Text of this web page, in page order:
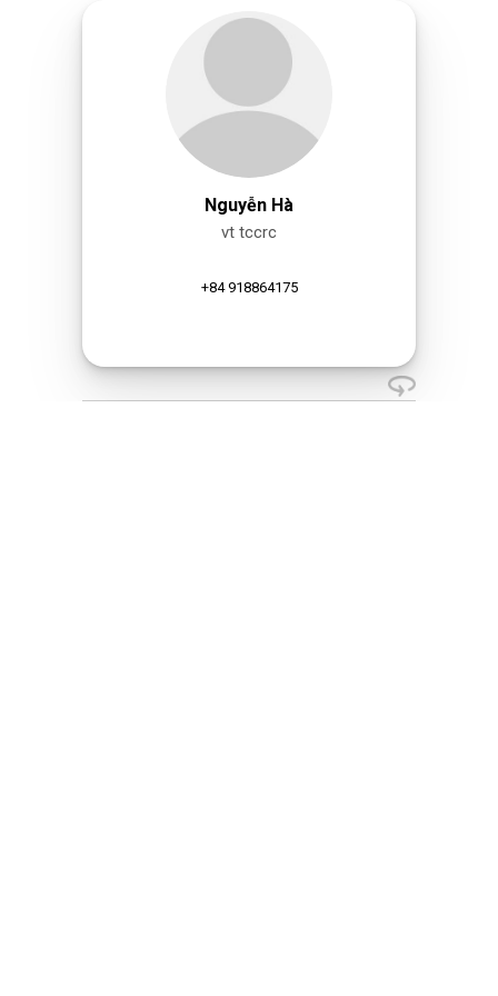
Nguyễn Hà
vt tccrc
+84 918864175